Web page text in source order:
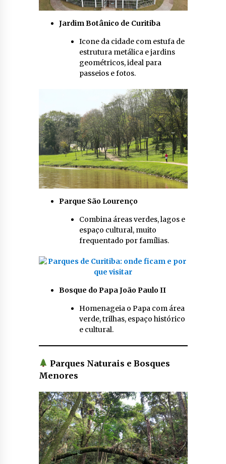
Jardim Botânico de Curitiba
Icone da cidade com estufa de
estrutura metálica e jardins
geométricos, ideal para
passeios e fotos.
Parque São Lourenço
Combina áreas verdes, lagos e
espaço cultural, muito
frequentado por famílias.
Bosque do Papa João Paulo II
Homenageia o Papa com área
verde, trilhas, espaço histórico
e cultural.
Parques Naturais e Bosques
Menores